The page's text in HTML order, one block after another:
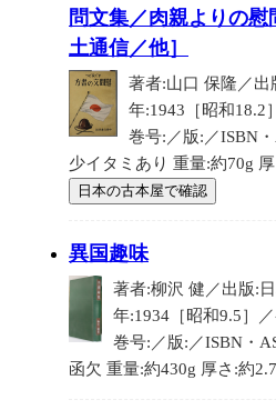
問文集／肉親よりの
土通信／他］
著者:山口 保隆／
年:1943［昭和18.2
巻号:／版:／ISBN
少イタミあり 重量:約70g
日本の古本屋で確認
異国趣味
著者:柳沢 健／出版:
年:1934［昭和9.5］
巻号:／版:／ISBN・
函欠 重量:約430g 厚さ:約